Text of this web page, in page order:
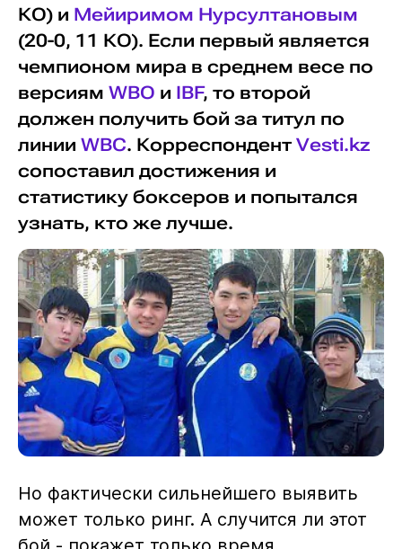
КО) и Мейиримом Нурсултановым
(20-0, 11 КО). Если первый является
чемпионом мира в среднем весе по
версиям WBO и IBF, то второй
должен получить бой за титул по
линии WBC. Корреспондент Vesti.kz
сопоставил достижения и
статистику боксеров и попытался
узнать, кто же лучше.
Но фактически сильнейшего выявить
может только ринг. А случится ли этот